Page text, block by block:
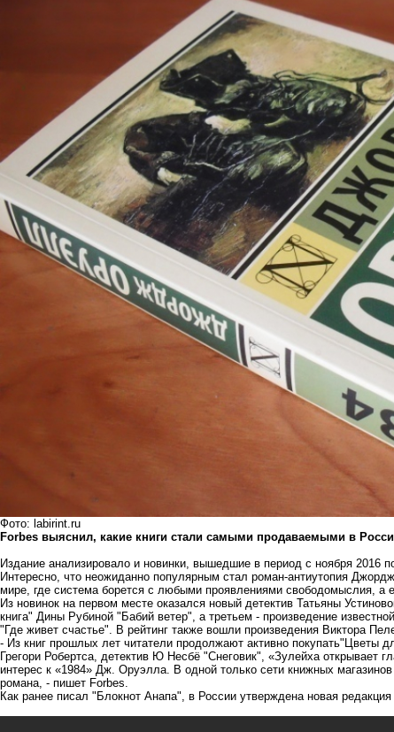
Фото: labirint.ru
Forbes выяснил, какие книги стали самыми продаваемыми в
Издание анализировало и новинки, вышедшие в период с ноября 2016
Интересно, что неожиданно популярным стал роман-антиутопия
мире, где система борется с любыми проявлениями свободомыслия, а
Из новинок на первом месте оказался новый детектив Татьяны
книга" Дины Рубиной "Бабий ветер", а третьем - произведение
"Где живет счастье". В рейтинг также вошли произведения Виктора
- Из книг прошлых лет читатели продолжают активно
Грегори Робертса, детектив Ю Несбё "Снеговик", «Зулейха открывает
интерес к «1984» Дж. Оруэлла. В одной только сети книжных
романа, - пишет Forbes.
Как ранее писал "Блокнот Анапа", в России утверждена новая редакция